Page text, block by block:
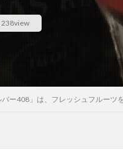
238view
バー408」は、フレッシュフルー